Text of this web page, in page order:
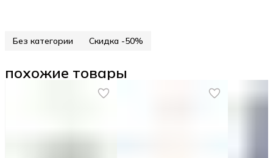
Без категории Скидка -50%
похожие товары